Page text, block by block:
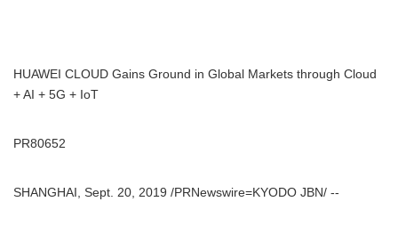
HUAWEI CLOUD Gains Ground in Global Markets through Cloud
+ AI + 5G + IoT
PR80652
SHANGHAI, Sept. 20, 2019 /PRNewswire=KYODO JBN/ --